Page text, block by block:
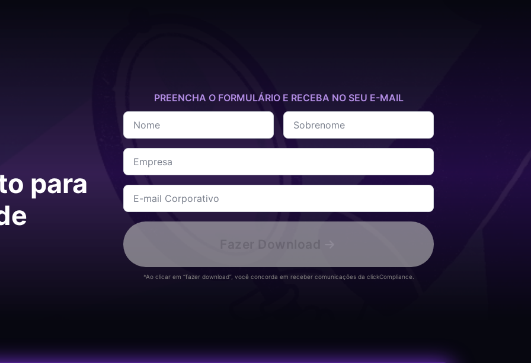
para
PREENCHA O FORMULÁRIO E RECEBA NO SEU E-MAIL
Nome
Sobrenome
Empresa
E-
mail
corporativo
Fazer Download
*Ao clicar em “fazer download”, você concorda em receber comunicações da clickCompliance.